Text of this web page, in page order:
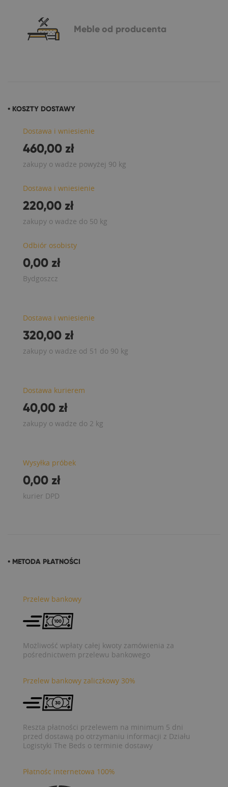
Meble od producenta
• KOSZTY DOSTAWY
Dostawa i wniesienie
460,00 zł
zakupy o wadze powyżej 90 kg
Dostawa i wniesienie
220,00 zł
zakupy o wadze do 50 kg
Odbiór osobisty
0,00 zł
Bydgoszcz
Dostawa i wniesienie
320,00 zł
zakupy o wadze od 51 do 90 kg
Dostawa kurierem
40,00 zł
zakupy o wadze do 2 kg
Wysyłka próbek
0,00 zł
kurier DPD
• METODA PŁATNOŚCI
Przelew bankowy
Możliwość wpłaty całej kwoty zamówienia za
pośrednictwem przelewu bankowego
Przelew bankowy zaliczkowy 30%
Reszta płatności przelewem na minimum 5 dni
przed dostawą po otrzymaniu informacji z Działu
Logistyki The Beds o terminie dostawy
Płatnośc internetowa 100%